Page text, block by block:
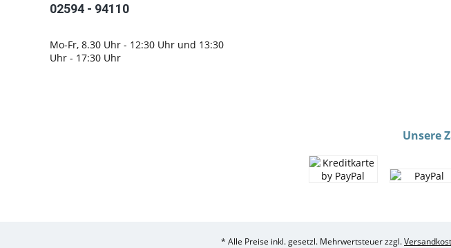
02594 - 94110
Mo-Fr, 8.30 Uhr - 12:30 Uhr und 13:30
Uhr - 17:30 Uhr
Unsere
* Alle Preise inkl. gesetzl. Mehrwertsteuer zzgl.